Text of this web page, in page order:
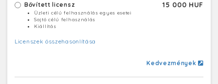
Bővített licensz 15 000 HUF
Üzleti célú felhasználás egyes esetei
Sajtó célú felhasználás
Kiállítás
Licenszek összehasonlítása
Kedvezmények